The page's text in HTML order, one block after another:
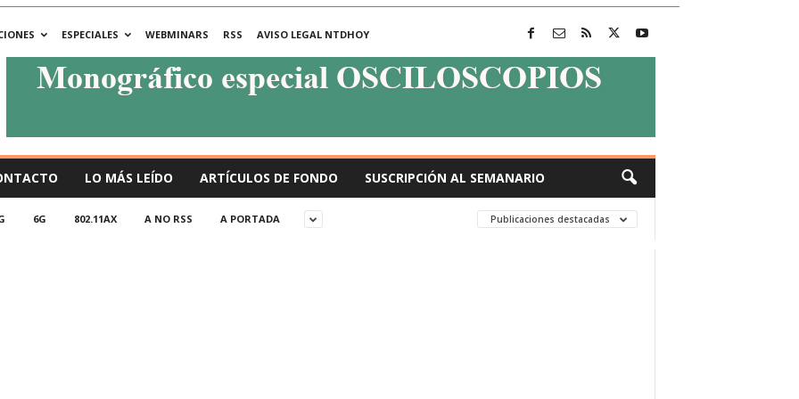
ESPECIALES WEBMINARS RSS
AVISO LEGAL NTDHOY
LO MÁS LEÍDO ARTÍCULOS DE FONDO SUSCRIPCIÓN AL SEMANARIO
6G 802.11AX A NO RSS A PORTADA Publicaciones destacadas